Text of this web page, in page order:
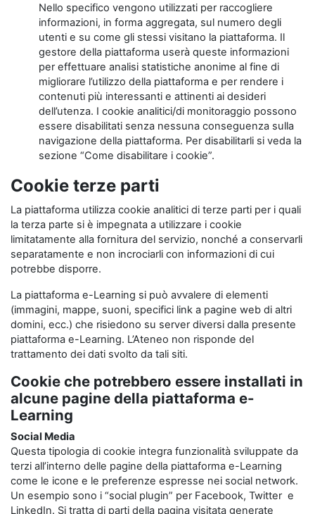
Nello specifico vengono utilizzati per raccogliere
informazioni, in forma aggregata, sul numero degli
utenti e su come gli stessi visitano la piattaforma. Il
gestore della piattaforma userà queste informazioni
per effettuare analisi statistiche anonime al fine di
migliorare l’utilizzo della piattaforma e per rendere i
contenuti più interessanti e attinenti ai desideri
dell’utenza. I cookie analitici/di monitoraggio possono
essere disabilitati senza nessuna conseguenza sulla
navigazione della piattaforma. Per disabilitarli si veda la
sezione “Come disabilitare i cookie”.
Cookie terze parti
La piattaforma utilizza cookie analitici di terze parti per i quali
la terza parte si è impegnata a utilizzare i cookie
limitatamente alla fornitura del servizio, nonché a conservarli
separatamente e non incrociarli con informazioni di cui
potrebbe disporre.
La piattaforma e-Learning si può avvalere di elementi
(immagini, mappe, suoni, specifici link a pagine web di altri
domini, ecc.) che risiedono su server diversi dalla presente
piattaforma e-Learning. L’Ateneo non risponde del
trattamento dei dati svolto da tali siti.
Cookie che potrebbero essere installati in
alcune pagine della piattaforma e-
Learning
Social Media
Questa tipologia di cookie integra funzionalità sviluppate da
terzi all’interno delle pagine della piattaforma e-Learning
come le icone e le preferenze espresse nei social network.
Un esempio sono i “social plugin” per Facebook, Twitter e
LinkedIn. Si tratta di parti della pagina visitata generate